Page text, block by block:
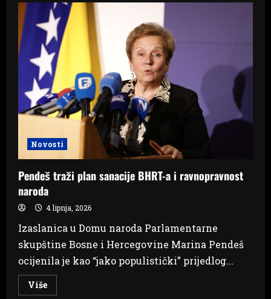
glazbenici
iz
Širokog
Brijega,
Posušja,
Ljubuškog
i
Gruda
oduševili
publiku
Novosti
Pendeš traži plan sanacije BHRT-a i ravnopravnost
naroda
4 lipnja, 2026
Izaslanica u Domu naroda Parlamentarne
skupštine Bosne i Hercegovine Marina Pendeš
ocijenila je kao “jako populistički” prijedlog...
VišeRead
more